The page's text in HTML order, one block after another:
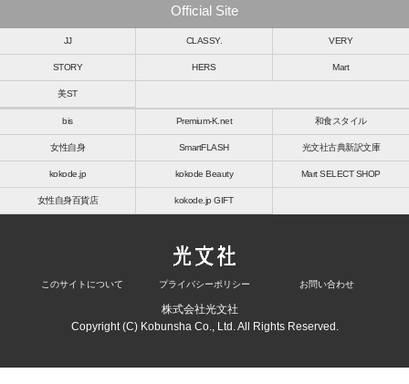
Official Site
JJ CLASSY. VERY
STORY HERS Mart
美ST
bis Premium-K.net 和食スタイル
女性自身 SmartFLASH 光文社古典新訳文庫
kokode.jp kokode Beauty Mart SELECT SHOP
女性自身百貨店 kokode.jp GIFT
このサイトについて プライバシーポリシー お問い合わせ
株式会社光文社
Copyright (C) Kobunsha Co., Ltd. All Rights Reserved.